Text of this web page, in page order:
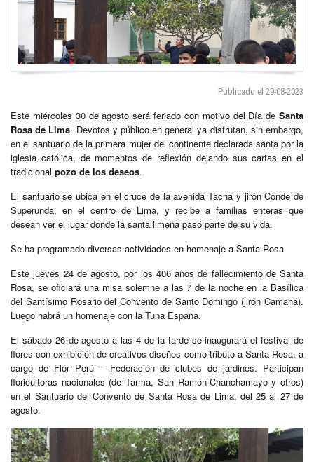
Publicado el 29-08-2023
Este miércoles 30 de agosto será feriado con motivo del Día de Santa
Rosa de Lima. Devotos y público en general ya disfrutan, sin embargo,
en el santuario de la primera mujer del continente declarada santa por la
iglesia católica, de momentos de reflexión dejando sus cartas en el
tradicional pozo de los deseos.
El santuario se ubica en el cruce de la avenida Tacna y jirón Conde de
Superunda, en el centro de Lima, y recibe a familias enteras que
desean ver el lugar donde la santa limeña pasó parte de su vida.
Se ha programado diversas actividades en homenaje a Santa Rosa.
Este jueves 24 de agosto, por los 406 años de fallecimiento de Santa
Rosa, se oficiará una misa solemne a las 7 de la noche en la Basílica
del Santísimo Rosario del Convento de Santo Domingo (jirón Camaná).
Luego habrá un homenaje con la Tuna España.
El sábado 26 de agosto a las 4 de la tarde se inaugurará el festival de
flores con exhibición de creativos diseños como tributo a Santa Rosa, a
cargo de Flor Perú – Federación de clubes de jardines. Participan
floricultoras nacionales (de Tarma, San Ramón-Chanchamayo y otros)
en el Santuario del Convento de Santa Rosa de Lima, del 25 al 27 de
agosto.